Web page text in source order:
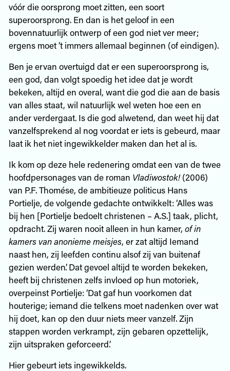
vóór die oorsprong moet zitten, een soort
superoorsprong. En dan is het geloof in een
bovennatuurlijk ontwerp of een god niet ver meer;
ergens moet ’t immers allemaal beginnen (of eindigen).
Ben je ervan overtuigd dat er een superoorsprong is,
een god, dan volgt spoedig het idee dat je wordt
bekeken, altijd en overal, want die god die aan de basis
van alles staat, wil natuurlijk wel weten hoe een en
ander verdergaat. Is die god alwetend, dan weet hij dat
vanzelfsprekend al nog voordat er iets is gebeurd, maar
laat ik het niet ingewikkelder maken dan het al is.
Ik kom op deze hele redenering omdat een van de twee
hoofdpersonages van de roman Vladiwostok!(2006)
van P.F. Thomése, de ambitieuze politicus Hans
Portielje, de volgende gedachte ontwikkelt: ‘Alles was
bij hen [Portielje bedoelt christenen – A.S.] taak, plicht,
opdracht. Zij waren nooit alleen in hun kamer, of in
kamers van anonieme meisjes, er zat altijd Iemand
naast hen, zij leefden continu alsof zij van buitenaf
gezien werden’. Dat gevoel altijd te worden bekeken,
heeft bij christenen zelfs invloed op hun motoriek,
overpeinst Portielje: ‘Dat gaf hun voorkomen dat
houterige; iemand die telkens moet nadenken over wat
hij doet, kan op den duur niets meer vanzelf. Zijn
stappen worden verkrampt, zijn gebaren opzettelijk,
zijn uitspraken geforceerd.’
Hier gebeurt iets ingewikkelds.